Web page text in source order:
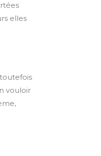
elles
vouloir